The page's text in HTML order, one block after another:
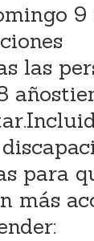
9
las
para
más